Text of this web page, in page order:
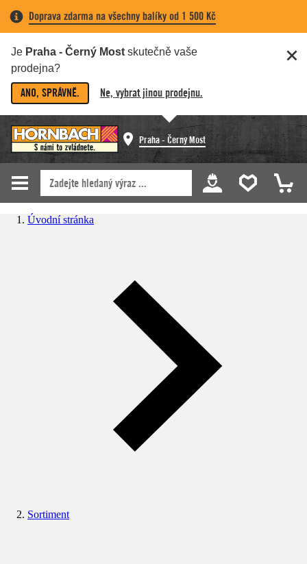
Doprava zdarma na všechny balíky od 1 500 Kč
Je Praha - Černý Most skutečně vaše
prodejna?
ANO, SPRÁVNĚ. Ne, vybrat jinou prodejnu.
Praha - Černý Most
Úvodní stránka
Sortiment